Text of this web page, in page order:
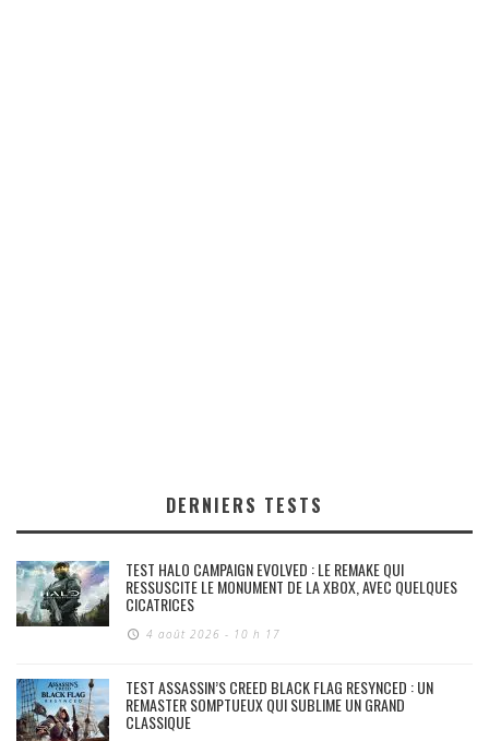
DERNIERS TESTS
TEST HALO CAMPAIGN EVOLVED : LE REMAKE QUI
RESSUSCITE LE MONUMENT DE LA XBOX, AVEC QUELQUES
CICATRICES
4 août 2026 - 10 h 17
TEST ASSASSIN’S CREED BLACK FLAG RESYNCED : UN
REMASTER SOMPTUEUX QUI SUBLIME UN GRAND
CLASSIQUE